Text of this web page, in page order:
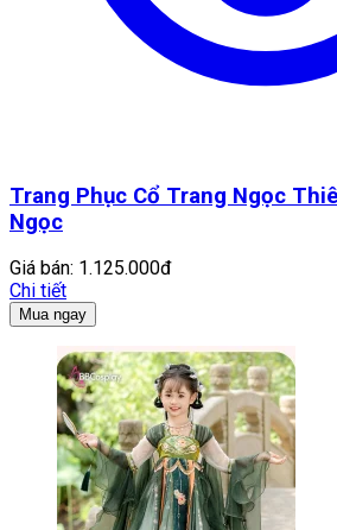
Trang Phục Cổ Trang Ngọc
Ngọc
Giá bán: 1.125.000đ
Chi tiết
Mua ngay